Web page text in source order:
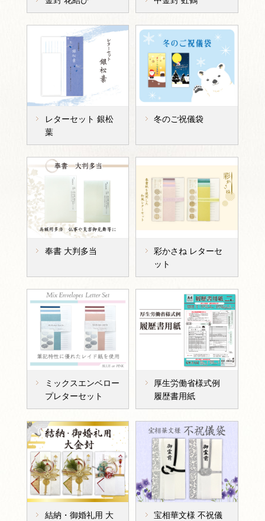
レターセット 銀松
葉
冬のご祝儀袋
奉書 大判多当
彩かさね レターセ
ット
ミックスエンベロー
プレターセット
厚生労働省様式例
履歴書用紙
結納・御婚礼用 大
宝相華文様 不祝儀